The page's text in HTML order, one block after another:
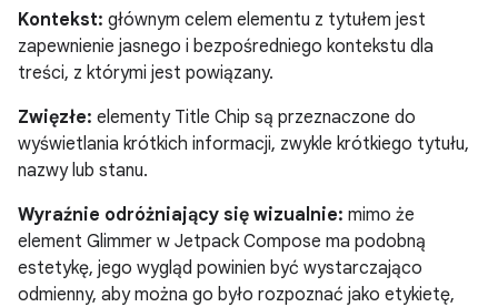
Kontekst: głównym celem elementu z tytułem jest
zapewnienie jasnego i bezpośredniego kontekstu dla
treści, z którymi jest powiązany.
Zwięzłe: elementy Title Chip są przeznaczone do
wyświetlania krótkich informacji, zwykle krótkiego tytułu,
nazwy lub stanu.
Wyraźnie odróżniający się wizualnie: mimo że
element Glimmer w Jetpack Compose ma podobną
estetykę, jego wygląd powinien być wystarczająco
odmienny, aby można go było rozpoznać jako etykietę,